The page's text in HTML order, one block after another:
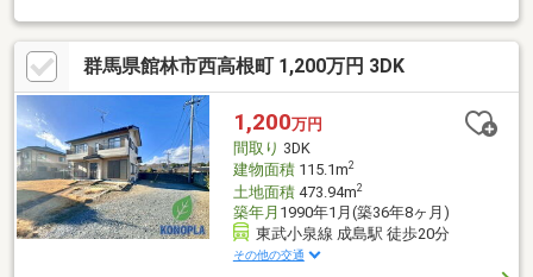
ターサービスがついており、住んでからの安心をずっとお届けし
ます！内覧時に、無料相談・お見積りも物件ごとに作成可能！！
オウチ探しも、リフォームも一緒に相談できます！＼弊社には、
『きつね隊』・『ゴリラ隊』という無料かけつけサービスの仕組
みが、整っています♪／住んでからのお家トラブル、緊急対応も承
っております♪お家のこと、すべて木ノ葉プランニングにお任せく
ださい＾＾
群馬県館林市西高根町 1,200万円 3DK
1,200万円
間取り 3DK
建物面積115.1m2
土地面積473.94m2
築年月 1990年1月(築36年8ヶ月)
東武小泉線 成島駅 徒歩20分
その他の交通